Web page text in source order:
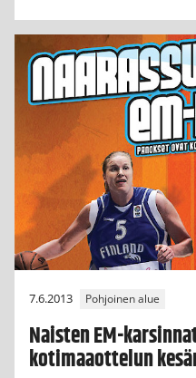
7.6.2013 Pohjoinen alue
Naisten EM-
kotimaaottelun